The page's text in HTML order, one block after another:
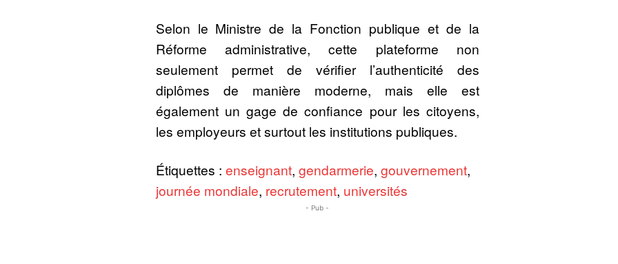
Selon le Ministre de la Fonction publique et de la
Réforme administrative, cette plateforme non
seulement permet de vérifier l’authenticité des
diplômes de manière moderne, mais elle est
également un gage de confiance pour les citoyens,
les employeurs et surtout les institutions publiques.
Étiquettes : enseignant, gendarmerie, gouvernement,
journée mondiale, recrutement, universités
- Pub -